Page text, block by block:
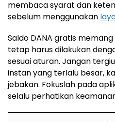
membaca syarat dan
sebelum menggunakan
Saldo DANA gratis
tetap harus dilakukan
sesuai aturan. Jangan
instan yang terlalu besar,
jebakan. Fokuslah pada
selalu perhatikan